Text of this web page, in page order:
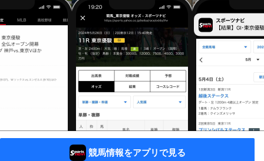
競馬情報をアプリで見る